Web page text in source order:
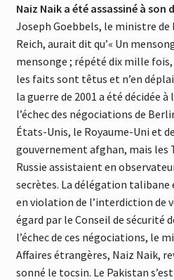
Naiz Naik a été assassiné à son
Joseph Goebbels, le ministre de
Reich, aurait dit qu’« Un
mensonge ; répété dix mille
les faits sont têtus et n’en
la guerre de 2001 a été décidée
l’échec des négociations de
États-Unis, le Royaume-Uni et
gouvernement afghan, mais les
Russie assistaient en
secrètes. La délégation
en violation de l’interdiction de
égard par le Conseil de sécurité
l’échec de ces négociations, le
Affaires étrangères, Naiz Naik,
sonné le tocsin. Le Pakistan